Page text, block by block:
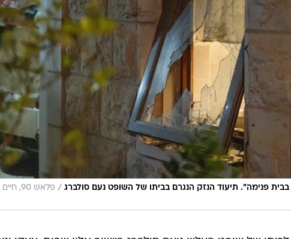
פנימה". תיעוד הנזק הנגרם בביתו של השופט נעם סולברג /
פלאש 90, חיים